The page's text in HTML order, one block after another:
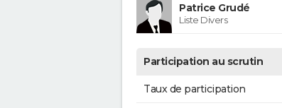
Patrice Grudé
Liste Divers
Participation au scrutin
Taux de participation